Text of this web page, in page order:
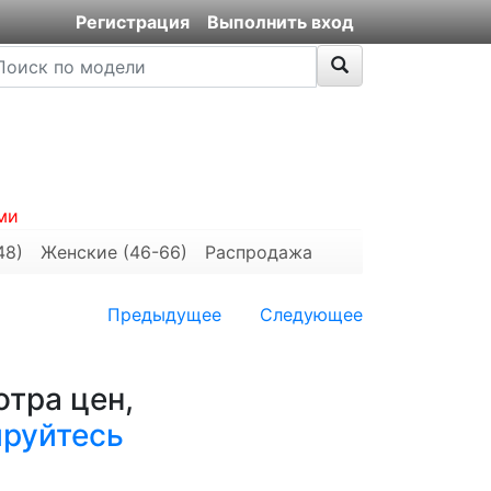
Регистрация Выполнить вход
Женские (46-66) Распродажа
Предыдущее Следующее
цен,